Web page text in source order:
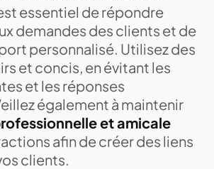
essentiel de répondre
demandes des clients et de
personnalisé. Utilisez des
et concis, en évitant les
et les réponses
également à maintenir
et amicale
afin de créer des liens
clients.